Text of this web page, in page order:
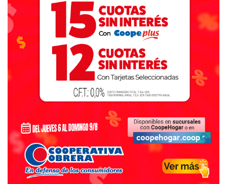
aportó dos sobrenombres que están ligados a los años ’60.
Si sos rubio, jugás de marcador de punta es probable que
te llamaran “Marzolini”, así le pasó a Carlos Isidro campeón
con el Centro Social Valenciano en 1977; el otro, desde
niño lo asociaron con el guardameta Antonio Roma, todos
lo conocen como “Romita” Fernández, seguro que fue por
su intención de ser arquero aunque terminó jugando en
otra posición también en San Román.
Juan Ramón Verón, le pasó el mote de “Bruja” a Rubén
Terrón, no por su buena pegada sino porque su mala
pegada rompió un vidrio de un pelotazo en su años de
estudiante universitario en la ciudad de La Plata. El hijo de
Juan Ramón, Juan Sebastián, transfirió a Diego Rodríguez,